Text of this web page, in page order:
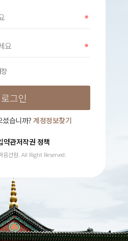
셨습니까? 계정정보찾기
약관저작권 정책
선원. All Right Reserved.